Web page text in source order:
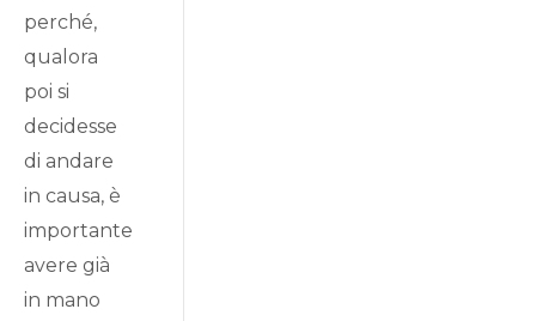
perché,
qualora
poi si
decidesse
di andare
in causa, è
importante
avere già
in mano